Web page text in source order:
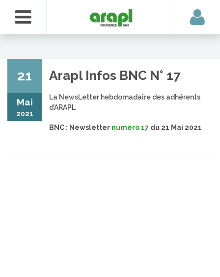
21
Mai
2021
Arapl Infos BNC N° 17
La NewsLetter hebdomadaire des adhérents
d’ARAPL
BNC : Newsletter numéro 17 du 21 Mai 2021